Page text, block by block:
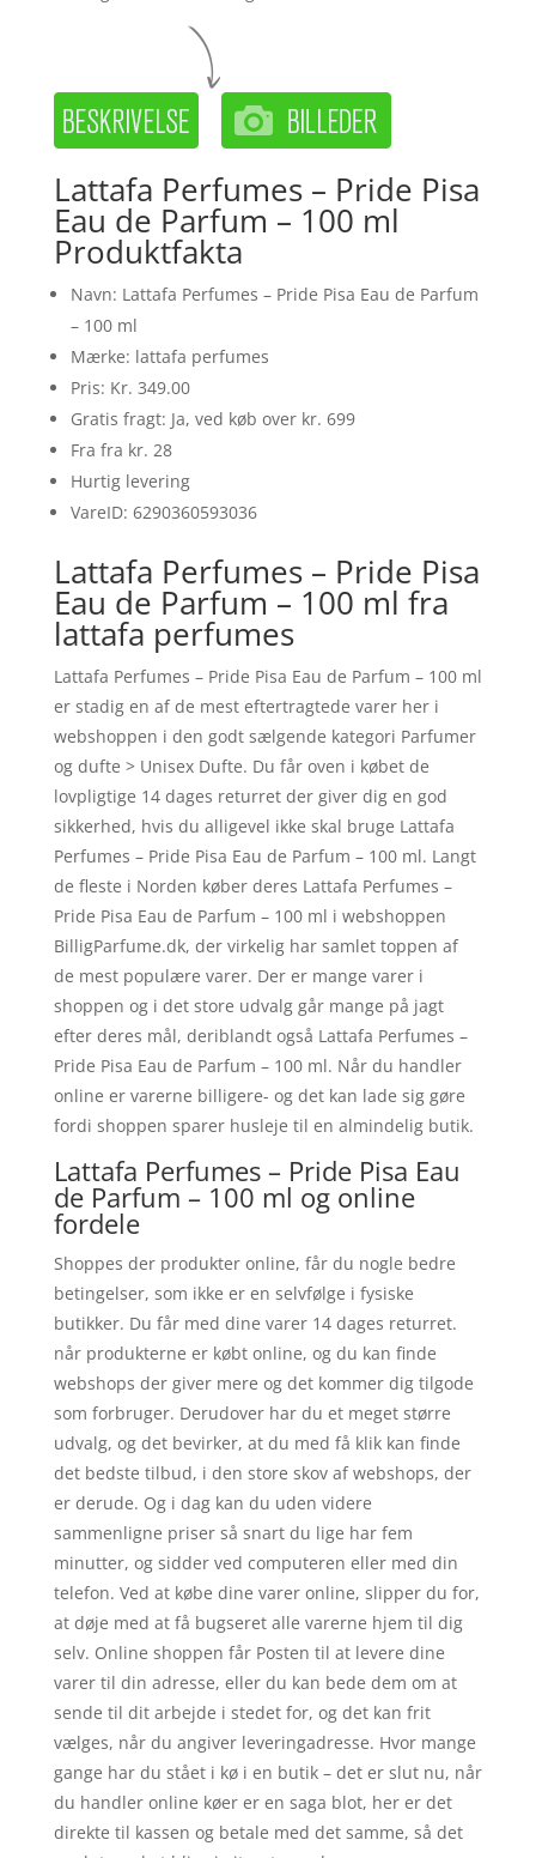
Lattafa Perfumes – Pride Pisa
Eau de Parfum – 100 ml
Produktfakta
Navn: Lattafa Perfumes – Pride Pisa Eau de Parfum
– 100 ml
Mærke: lattafa perfumes
Pris: Kr. 349.00
Gratis fragt: Ja, ved køb over kr. 699
Fra fra kr. 28
Hurtig levering
VareID: 6290360593036
Lattafa Perfumes – Pride Pisa
Eau de Parfum – 100 ml fra
lattafa perfumes
Lattafa Perfumes – Pride Pisa Eau de Parfum – 100 ml
er stadig en af de mest eftertragtede varer her i
webshoppen i den godt sælgende kategori Parfumer
og dufte > Unisex Dufte. Du får oven i købet de
lovpligtige 14 dages returret der giver dig en god
sikkerhed, hvis du alligevel ikke skal bruge Lattafa
Perfumes – Pride Pisa Eau de Parfum – 100 ml. Langt
de fleste i Norden køber deres Lattafa Perfumes –
Pride Pisa Eau de Parfum – 100 ml i webshoppen
BilligParfume.dk, der virkelig har samlet toppen af
de mest populære varer. Der er mange varer i
shoppen og i det store udvalg går mange på jagt
efter deres mål, deriblandt også Lattafa Perfumes –
Pride Pisa Eau de Parfum – 100 ml. Når du handler
online er varerne billigere- og det kan lade sig gøre
fordi shoppen sparer husleje til en almindelig butik.
Lattafa Perfumes – Pride Pisa Eau
de Parfum – 100 ml og online
fordele
Shoppes der produkter online, får du nogle bedre
betingelser, som ikke er en selvfølge i fysiske
butikker. Du får med dine varer 14 dages returret.
når produkterne er købt online, og du kan finde
webshops der giver mere og det kommer dig tilgode
som forbruger. Derudover har du et meget større
udvalg, og det bevirker, at du med få klik kan finde
det bedste tilbud, i den store skov af webshops, der
er derude. Og i dag kan du uden videre
sammenligne priser så snart du lige har fem
minutter, og sidder ved computeren eller med din
telefon. Ved at købe dine varer online, slipper du for,
at døje med at få bugseret alle varerne hjem til dig
selv. Online shoppen får Posten til at levere dine
varer til din adresse, eller du kan bede dem om at
sende til dit arbejde i stedet for, og det kan frit
vælges, når du angiver leveringadresse. Hvor mange
gange har du stået i kø i en butik – det er slut nu, når
du handler online køer er en saga blot, her er det
direkte til kassen og betale med det samme, så det